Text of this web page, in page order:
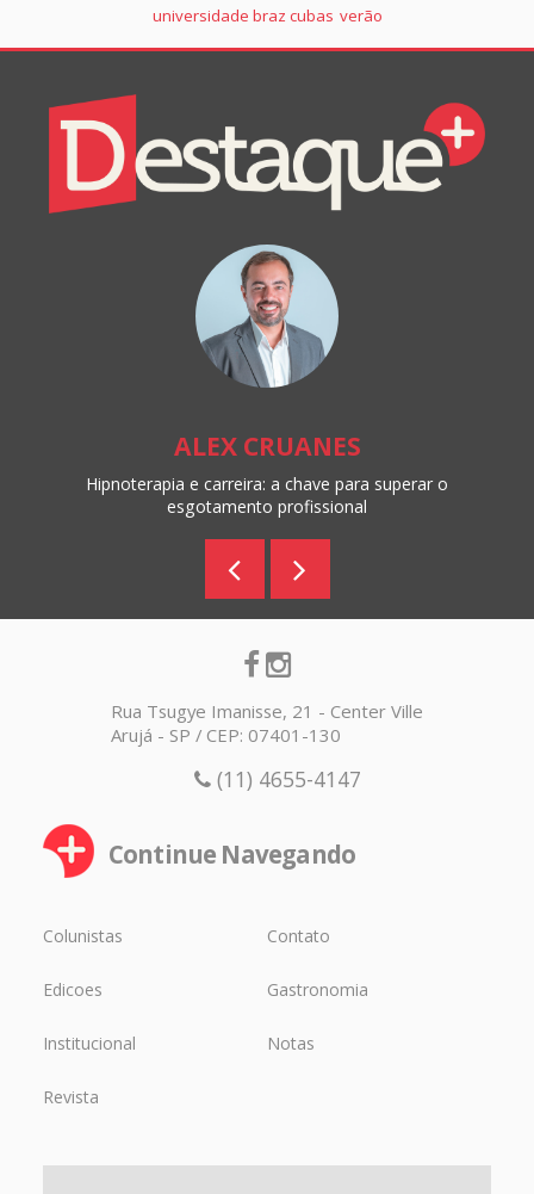
universidade braz cubas verão
Colunistas
Destaque+
Online
ALEX CRUANES
Hipnoterapia e carreira: a chave para superar o
esgotamento profissional
Rua Tsugye Imanisse, 21 - Center Ville
Arujá - SP / CEP: 07401-130
(11) 4655-4147
Continue Navegando
Colunistas Contato
Edicoes Gastronomia
Institucional Notas
Revista